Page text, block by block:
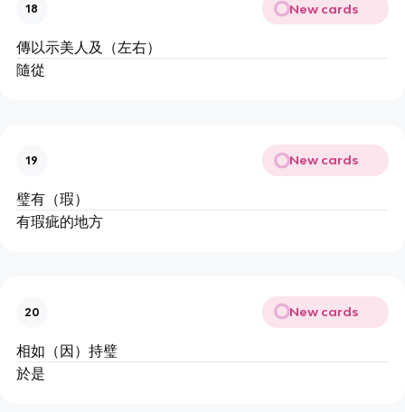
18 New cards
傳以示美人及（左右）
隨從
19 New cards
璧有（瑕）
有瑕疵的地方
20 New cards
相如（因）持璧
於是